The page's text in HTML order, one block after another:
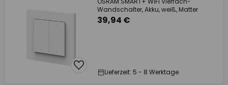
Wandschalter, Akku, weiß, Matter
39,94 €
Lieferzeit: 5 - 8 Werktage